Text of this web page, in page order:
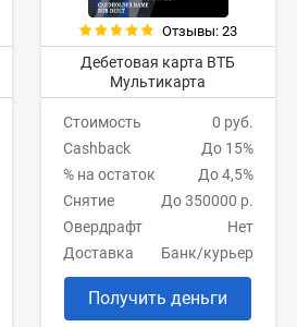
Отзывы: 23
Дебетовая карта ВТБ
Мультикарта
Стоимость
0 руб.
Cashback
До 15%
% на остаток
До 4,5%
Снятие
До 350000 р.
Овердрафт
Нет
Доставка
Банк/курьер
Получить деньги